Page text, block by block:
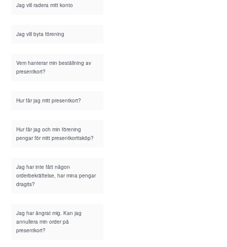
Jag vill radera mitt konto
Jag vill byta förening
Vem hanterar min beställning av
presentkort?
Hur får jag mitt presentkort?
Hur får jag och min förening
pengar för mitt presentkorttsköp?
Jag har inte fått någon
orderbekräftelse, har mina pengar
dragits?
Jag har ångrat mig. Kan jag
annullera min order på
presentkort?